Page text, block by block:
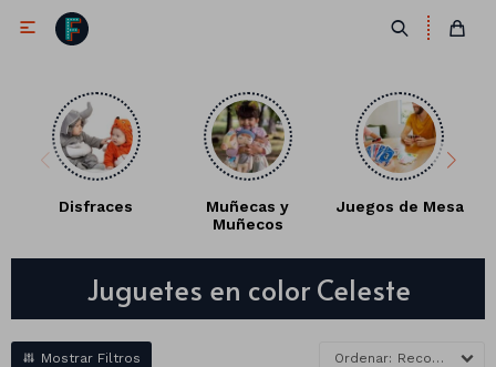

Disfraces
Muñecas y
Muñecos
Juegos de Mesa
Juguetes en color Celeste
Recomendados
Antifaces
Máscaras
Moños
Cañones